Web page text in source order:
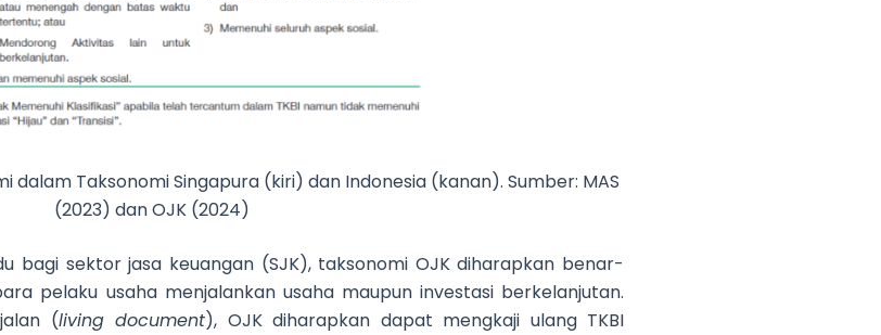
dalam Taksonomi Singapura (kiri) dan Indonesia (kanan). Sumber: MAS
(2023) dan OJK (2024)
bagi sektor jasa keuangan (SJK), taksonomi OJK diharapkan benar-
pelaku usaha menjalankan usaha maupun investasi berkelanjutan.
(living document), OJK diharapkan dapat mengkaji ulang TKBI